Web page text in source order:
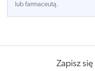
lub farmaceutą.
Zapisz